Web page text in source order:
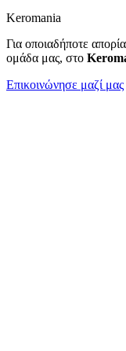
Keromania
Για οποιαδήποτε
ομάδα μας, στο
Επικοινώνησε μαζί μας